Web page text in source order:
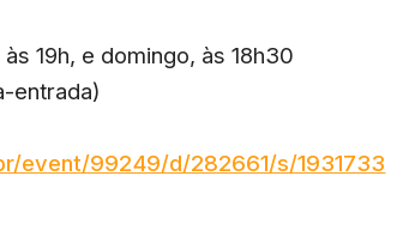
19h, e domingo, às 18h30
entrada)
event/99249/d/282661/s/1931733